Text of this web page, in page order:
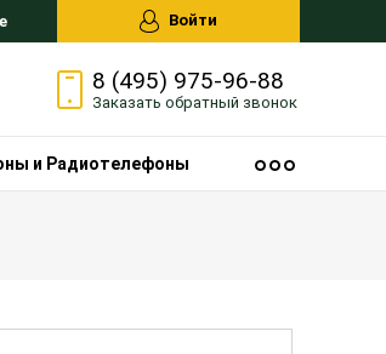
Войти
8 (495) 975-96-88
Заказать обратный звонок
и Радиотелефоны